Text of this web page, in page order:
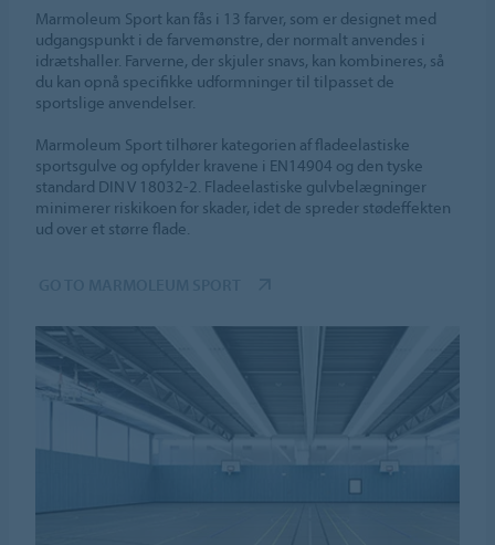
Marmoleum Sport kan fås i 13 farver, som er designet med
udgangspunkt i de farvemønstre, der normalt anvendes i
idrætshaller. Farverne, der skjuler snavs, kan kombineres, så
du kan opnå specifikke udformninger til tilpasset de
sportslige anvendelser.
Marmoleum Sport tilhører kategorien af fladeelastiske
sportsgulve og opfylder kravene i EN14904 og den tyske
standard DIN V 18032-2. Fladeelastiske gulvbelægninger
minimerer riskikoen for skader, idet de spreder stødeffekten
ud over et større flade.